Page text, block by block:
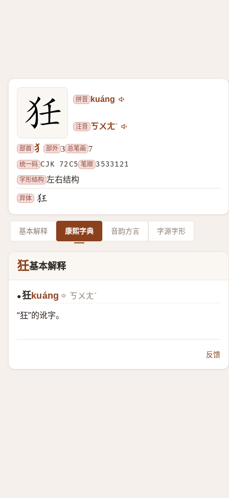
拼音 kuáng
注音 ㄎㄨㄤˊ
部首 犭 部外 3 总笔画 7
统一码 CJK 72C5 笔顺 3533121
字形结构 左右结构
异体
基本解释 康熙字典 音韵方言 字源字形
狅基本解释
●狅kuáng ㄎㄨㄤˊ
“狂”的讹字。
反馈